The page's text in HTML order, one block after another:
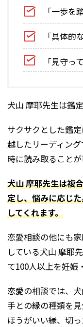
「一歩を
「具体的
「見守っ
犬山 摩耶先生は鑑
サクサクとした鑑
越したリーディン
時に読み取ることが
犬山 摩耶先生は複
定し、悩みに応じ
してくれます。
恋愛相談の他にも
している犬山 摩耶
て100人以上を妊娠
恋愛の相談では、
手との縁の種類を
ほうがいい縁、切